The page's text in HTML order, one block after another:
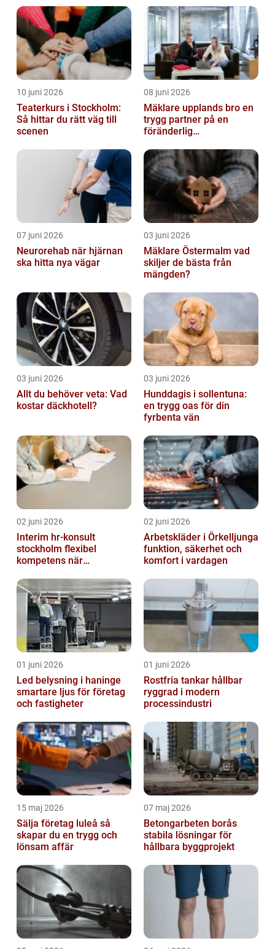
10 juni 2026
Teaterkurs i Stockholm:
Så hittar du rätt väg till
scenen
08 juni 2026
Mäklare upplands bro en
trygg partner på en
föränderlig
07 juni 2026
Neurorehab när hjärnan
ska hitta nya vägar
03 juni 2026
Mäklare Östermalm vad
skiljer de bästa från
mängden?
03 juni 2026
Allt du behöver veta: Vad
kostar däckhotell?
03 juni 2026
Hunddagis i sollentuna:
en trygg oas för din
fyrbenta vän
02 juni 2026
Interim hr-konsult
stockholm flexibel
kompetens när
02 juni 2026
Arbetskläder i Örkelljunga
funktion, säkerhet och
komfort i vardagen
01 juni 2026
Led belysning i haninge
smartare ljus för företag
och fastigheter
01 juni 2026
Rostfria tankar hållbar
ryggrad i modern
processindustri
15 maj 2026
Sälja företag luleå så
skapar du en trygg och
lönsam affär
07 maj 2026
Betongarbeten borås
stabila lösningar för
hållbara byggprojekt